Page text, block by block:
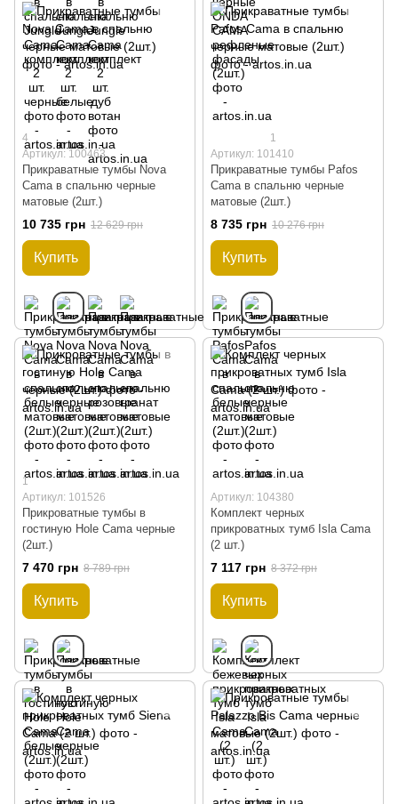
4
Артикул: 100463
Прикраватные тумбы Nova
Cama в спальню черные
матовые (2шт.)
10 735 грн 12 629 грн
Купить
1
Артикул: 101410
Прикраватные тумбы Pafos
Cama в спальню черные
матовые (2шт.)
8 735 грн 10 276 грн
Купить
1
Артикул: 101526
Прикроватные тумбы в
гостиную Hole Cama черные
(2шт.)
7 470 грн 8 789 грн
Купить
Артикул: 104380
Комплект черных
прикроватных тумб Isla Cama
(2 шт.)
7 117 грн 8 372 грн
Купить